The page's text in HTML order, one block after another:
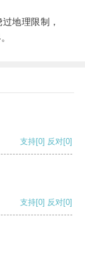
地理限制，
支持[0] 反对[0]
支持[0] 反对[0]